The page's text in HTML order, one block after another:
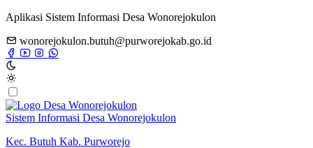
Aplikasi Sistem Informasi Desa Wonorejokulon
wonorejokulon.butuh@purworejokab.go.id
Sistem Informasi Desa Wonorejokulon
Kec. Butuh Kab. Purworejo